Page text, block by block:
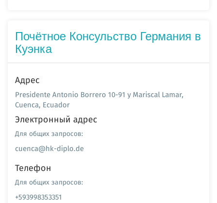
Почётное Консульство Германия в
Куэнка
Адрес
Presidente Antonio Borrero 10-91 y Mariscal Lamar,
Cuenca, Ecuador
Электронный адрес
Для общих запросов:
cuenca@hk-diplo.de
Телефон
Для общих запросов:
+593998353351